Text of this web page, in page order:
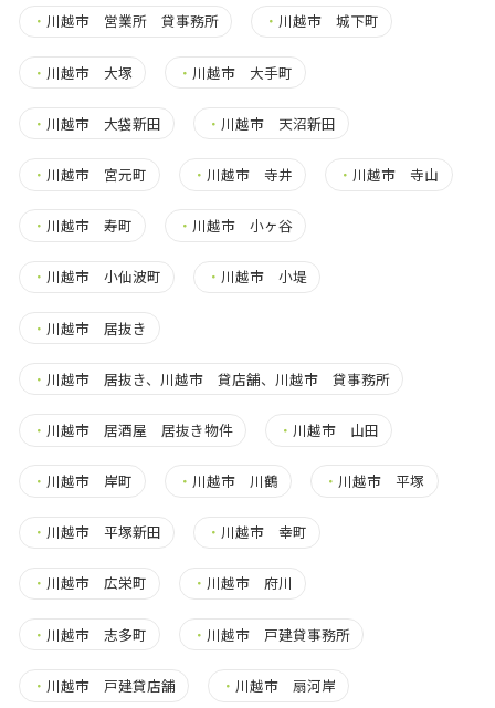
・ 川越市 営業所 貸事務所 ・ 川越市 城下町
・ 川越市 大塚 ・ 川越市 大手町
・ 川越市 大袋新田 ・ 川越市 天沼新田
・ 川越市 宮元町 ・ 川越市 寺井 ・ 川越市 寺山
・ 川越市 寿町 ・ 川越市 小ヶ谷
・ 川越市 小仙波町 ・ 川越市 小堤
・ 川越市 居抜き
・ 川越市 居抜き、川越市 貸店舗、川越市 貸事務所
・ 川越市 居酒屋 居抜き物件 ・ 川越市 山田
・ 川越市 岸町 ・ 川越市 川鶴 ・ 川越市 平塚
・ 川越市 平塚新田 ・ 川越市 幸町
・ 川越市 広栄町 ・ 川越市 府川
・ 川越市 志多町 ・ 川越市 戸建貸事務所
・ 川越市 戸建貸店舗 ・ 川越市 扇河岸